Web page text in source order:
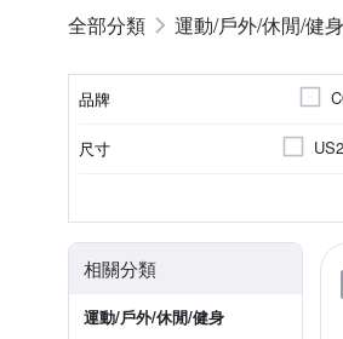
運動/戶外/休閒/健身
品牌
尺寸
相關分類
運動/戶外/休閒/健身